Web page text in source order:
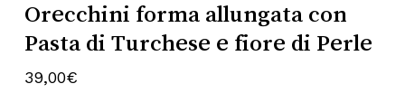
Orecchini forma allungata con
Pasta di Turchese e fiore di Perle
39,00€
Salva il mio nome, email e sito web
in questo browser per la prossima